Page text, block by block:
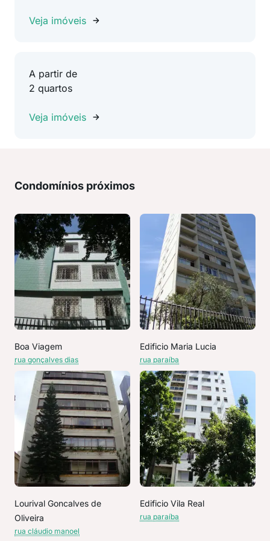
Veja imóveis
A partir de
2 quartos
Veja imóveis
Condomínios próximos
Boa Viagem
rua gonçalves dias
Edificio Maria Lucia
rua paraíba
Lourival Goncalves de
Oliveira
rua cláudio manoel
Edificio Vila Real
rua paraíba